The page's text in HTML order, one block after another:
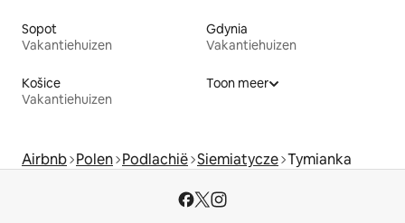
Sopot
Vakantiehuizen
Gdynia
Vakantiehuizen
Košice
Vakantiehuizen
Toon meer
Airbnb Polen Podlachië Siemiatycze Tymianka